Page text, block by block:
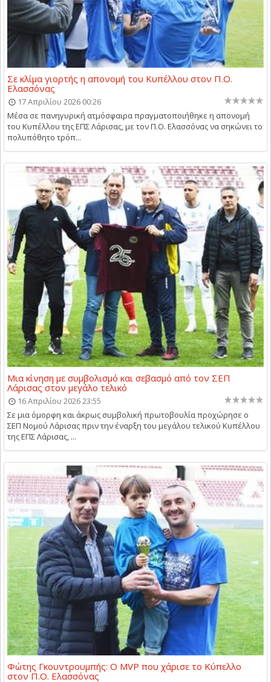
Σε κλίμα γιορτής η απονομή του Κυπέλλου στον Π.Ο.
Ελασσόνας
17 Απριλίου 2026 00:26
Μέσα σε πανηγυρική ατμόσφαιρα πραγματοποιήθηκε η απονομή
του Κυπέλλου της ΕΠΣ Λάρισας, με τον Π.Ο. Ελασσόνας να σηκώνει το
πολυπόθητο τρόπ...
Μια κίνηση με συμβολισμό και σεβασμό από τον ΣΕΠ
Λάρισας στον μεγάλο τελικό
16 Απριλίου 2026 23:55
Σε μια όμορφη και άκρως συμβολική πρωτοβουλία προχώρησε ο
ΣΕΠ Νομού Λάρισας πριν την έναρξη του μεγάλου τελικού Κυπέλλου
της ΕΠΣ Λάρισας, ...
Φώτης Γκουντρουμπής: Ο MVP που χάρισε το Κύπελλο
στον Π.Ο. Ελασσόνας